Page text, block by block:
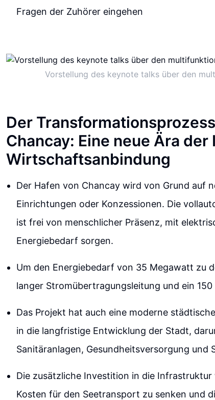
Fragen der Zuhörer eingehen
Vorstellung des keynote talks über den
Der
Chancay: Eine neue Ära
Wirtschaftsanbindung
Der Hafen von Chancay wird von Grund auf
Einrichtungen oder Konzessionen. Die
ist frei von menschlicher Präsenz, mit
Energiebedarf sorgen.
Um den Energiebedarf von 35 Megawatt zu
langer Stromübertragungsleitung und ein
Das Projekt hat auch eine moderne
in die langfristige Entwicklung der Stadt,
Sanitäranlagen, Gesundheitsversorgung und
Die zusätzliche Investition in die
Kosten für den Seetransport zu senken und